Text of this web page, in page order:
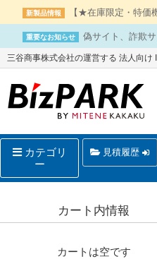
新製品情報 【★在庫限定・特価
重要なお知らせ 偽サイト、詐欺
三谷商事株式会社の運営する 法人向け
カテゴリ
ー
見積履歴
カート内情報
カートは空です